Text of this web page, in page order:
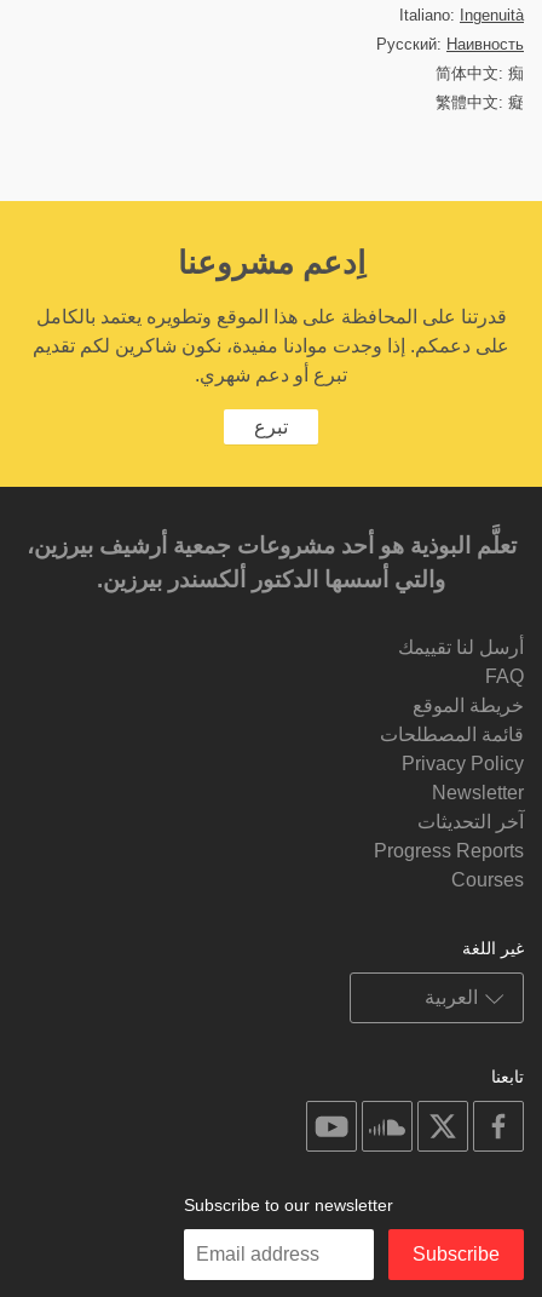
Italiano:
Ingenuità
Русский: Наивность
简体中文: 痴
繁體中文: 癡
اِدعم مشروعنا
قدرتنا على المحافظة على هذا الموقع وتطويره يعتمد بالكامل
على دعمكم. إذا وجدت موادنا مفيدة، نكون شاكرين لكم تقديم
تبرع أو دعم شهري.
تبرع
تعلَّم البوذية هو أحد مشروعات جمعية أرشيف بيرزين،
والتي أسسها الدكتور ألكسندر بيرزين.‎‎
أرسل لنا تقييمك
FAQ
خريطة الموقع
قائمة المصطلحات
Privacy Policy
Newsletter
آخر التحديثات
Progress Reports
Courses
غير اللغة
تابعنا
facebook
soundcloud
Subscribe to our newsletter
Enter
Subscribe